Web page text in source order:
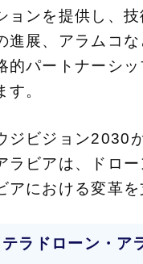
ョンを提供し、
進展、アラムコ
的パートナーシ
。
ジビジョン2030
ラビアは、ドロ
における変革を
ドローン・ア